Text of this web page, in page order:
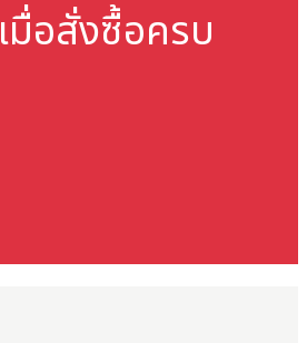
เมื่อสั่งซื้อครบ